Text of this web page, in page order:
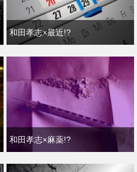
和田孝志×最近!?
和田孝志×麻薬!?